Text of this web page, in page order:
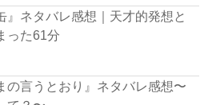
』ネタバレ感想｜天才的発想と
った61分
の言うとおり』ネタバレ感想〜